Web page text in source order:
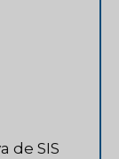
de SIS